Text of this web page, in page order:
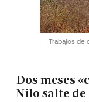
Trabajos
Dos meses
Nilo salte